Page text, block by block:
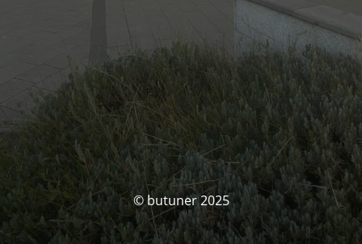
© butuner 2025